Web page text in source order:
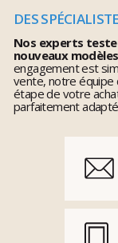
DES
Nos experts
nouveaux
engagement est
vente, notre équipe
étape de votre
parfaitement